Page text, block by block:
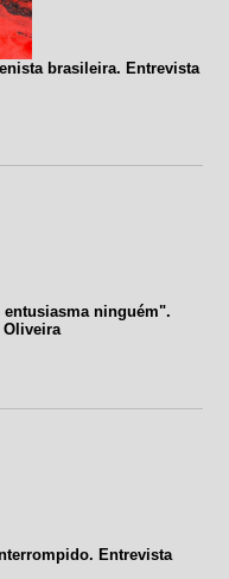
brasileira. Entrevista
ninguém".
Oliveira
Entrevista